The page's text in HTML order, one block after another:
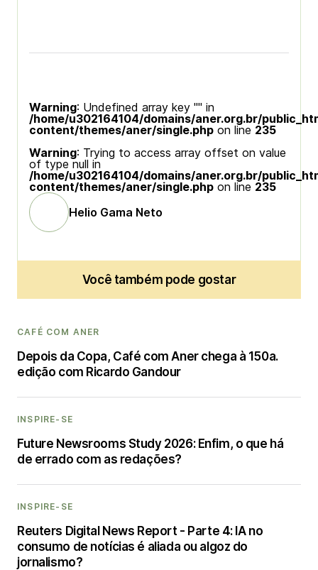
Warning: Undefined array key "" in
/home/u302164104/domains/aner.org.br/
content/themes/aner/single.php on line 235
Warning: Trying to access array offset on value
of type null in
/home/u302164104/domains/aner.org.br/
content/themes/aner/single.php on line 235
Helio Gama Neto
Você também pode gostar
CAFÉ COM ANER
Depois da Copa, Café com Aner chega à 150a.
edição com Ricardo Gandour
INSPIRE-SE
Future Newsrooms Study 2026: Enfim, o que há
de errado com as redações?
INSPIRE-SE
Reuters Digital News Report - Parte 4: IA no
consumo de notícias é aliada ou algoz do
jornalismo?